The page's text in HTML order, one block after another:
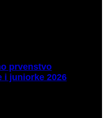
prvenstvo
i juniorke 2026